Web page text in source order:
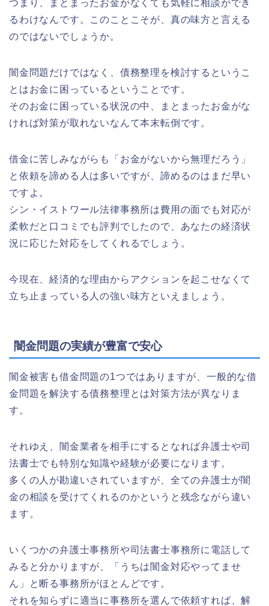
つまり、まとまったお金がなくても気軽に相談ができ
るわけなんです。このことこそが、真の味方と言える
のではないでしょうか。
闇金問題だけではなく、債務整理を検討するというこ
とはお金に困っているということです。
そのお金に困っている状況の中、まとまったお金がな
ければ対策が取れないなんて本末転倒です。
借金に苦しみながらも「お金がないから無理だろう」
と依頼を諦める人は多いですが、諦めるのはまだ早い
ですよ。
シン・イストワール法律事務所は費用の面でも対応が
柔軟だと口コミでも評判でしたので、あなたの経済状
況に応じた対応をしてくれるでしょう。
今現在、経済的な理由からアクションを起こせなくて
立ち止まっている人の強い味方といえましょう。
闇金問題の実績が豊富で安心
闇金被害も借金問題の1つではありますが、一般的な借
金問題を解決する債務整理とは対策方法が異なりま
す。
それゆえ、闇金業者を相手にするとなれば弁護士や司
法書士でも特別な知識や経験が必要になります。
多くの人が勘違いされていますが、全ての弁護士が闇
金の相談を受けてくれるのかというと残念ながら違い
ます。
いくつかの弁護士事務所や司法書士事務所に電話して
みると分かりますが、「うちは闇金対応やってませ
ん」と断る事務所がほとんどです。
それを知らずに適当に事務所を選んで依頼すれば、解